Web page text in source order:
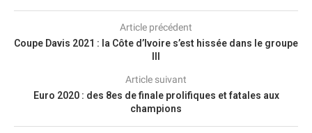
Article précédent
Coupe Davis 2021 : la Côte d’Ivoire s’est hissée dans le groupe
Article suivant
Euro 2020 : des 8es de finale prolifiques et fatales aux
champions